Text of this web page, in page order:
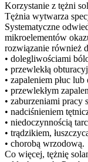
Korzystanie z tężni
Tężnia wytwarza
Systematyczne
mikroelementów
rozwiązanie również
• dolegliwościami
• przewlekłą
• zapaleniem płuc
• przewlekłym
• zaburzeniami pracy
• nadciśnieniem
• niedoczynnością
• trądzikiem,
• chorobą wrzodową.
Co więcej, tężnię